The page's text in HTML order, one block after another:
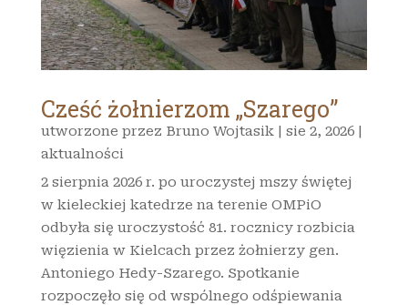
Cześć żołnierzom „Szarego”
utworzone przez Bruno Wojtasik| sie 2, 2026|
aktualności
2 sierpnia 2026 r. po uroczystej mszy świętej
w kieleckiej katedrze na terenie OMPiO
odbyła się uroczystość 81. rocznicy rozbicia
więzienia w Kielcach przez żołnierzy gen.
Antoniego Hedy-Szarego. Spotkanie
rozpoczęło się od wspólnego odśpiewania